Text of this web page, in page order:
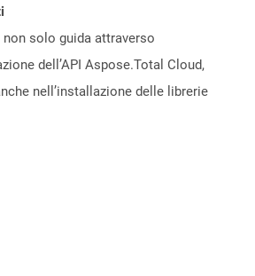
non solo guida attraverso
dell’API Aspose.Total Cloud,
nell’installazione delle librerie